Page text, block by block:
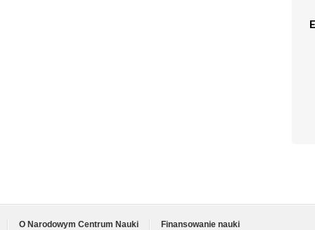
O Narodowym Centrum Nauki
Finansowanie nauki